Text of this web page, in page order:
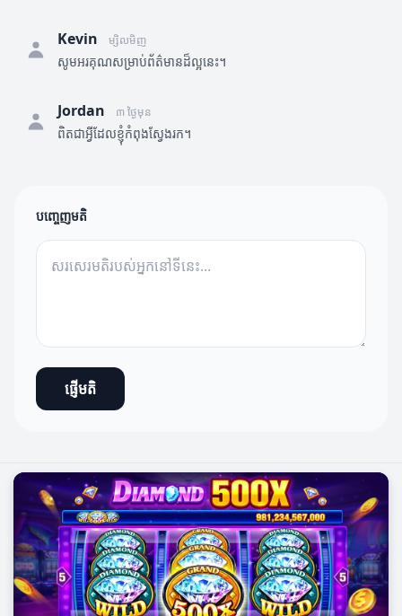
Kevin ម្សិលមិញ
សូមអរគុណសម្រាប់ព័ត៌មានដ៏ល្អនេះ។
Jordan ៣ ថ្ងៃមុន
ពិតជាអ្វីដែលខ្ញុំកំពុងស្វែងរក។
បញ្ចេញមតិ
ផ្ញើមតិ